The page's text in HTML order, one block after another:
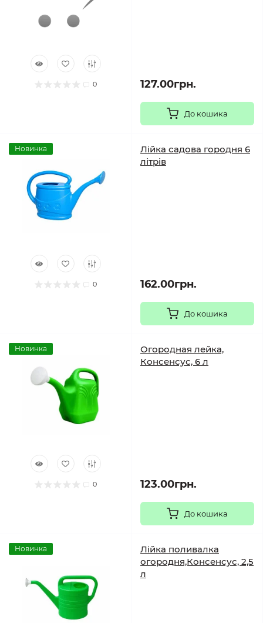
0 127.00грн.
До кошика
Новинка
0
Лійка садова городня 6
літрів
162.00грн.
До кошика
Новинка
0
Огородная лейка,
Консенсус, 6 л
123.00грн.
До кошика
Новинка
Лійка поливалка
огородня,Консенсус, 2,5
л